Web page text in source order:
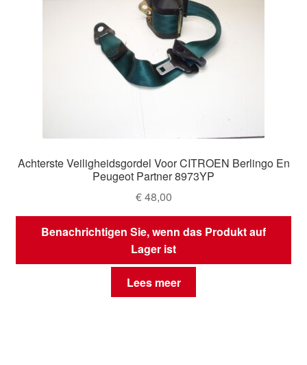
Achterste Veiligheidsgordel Voor CITROEN Berlingo En
Peugeot Partner 8973YP
€48,00
Benachrichtigen Sie, wenn das Produkt auf
Lager ist
Lees meer